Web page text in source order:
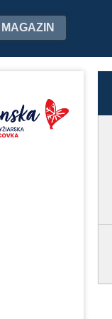
MAGAZIN